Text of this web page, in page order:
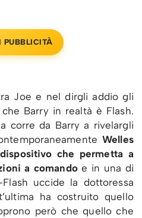
PUBBLICITÀ
Joe e nel dirgli addio gli
Barry in realtà è Flash.
corre da Barry a rivelargli
Welles
che permetta a
a comandoe in una di
uccide la dottoressa
ha costruito quello
però che quello che